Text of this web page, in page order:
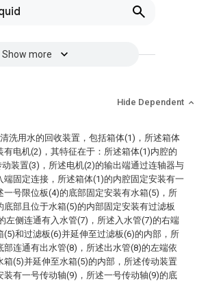
Show more
Hide Dependent
洗用水的回收装置，包括箱体(1)，所述箱体
有电机(2)，其特征在于：所述箱体(1)内腔的
装置(3)，所述电机(2)的输出端通过连轴器与
端固定连接，所述箱体(1)的内腔固定安装有一
一号限位板(4)的底部固定安装有水箱(5)，所
底部且位于水箱(5)的内部固定安装有过滤板
左侧连通有入水管(7)，所述入水管(7)的右端
(5)和过滤板(6)并延伸至过滤板(6)的内部，所
部连通有出水管(8)，所述出水管(8)的左端依
箱(5)并延伸至水箱(5)的内部，所述传动装置
装有一号传动轴(9)，所述一号传动轴(9)的底